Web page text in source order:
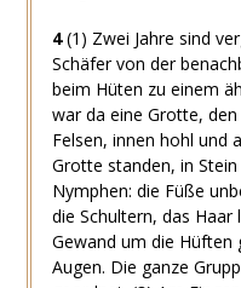
4 (1) Zwei Jahre sind
Schäfer von der
beim Hüten zu einem
war da eine Grotte,
Felsen, innen hohl und
Grotte standen, in
Nymphen: die Füße
die Schultern, das
Gewand um die Hüften
Augen. Die ganze